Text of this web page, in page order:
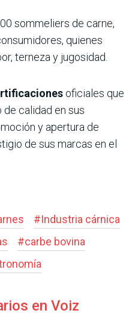
sommeliers de carne,
quienes
terneza y jugosidad.
oficiales que
calidad en sus
y apertura de
de sus marcas en el
#Industria cárnica
#carbe bovina
en Voiz